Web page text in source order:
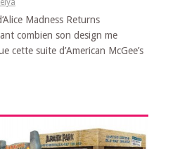
Madness Returns
combien son design me
cette suite d’American McGee’s